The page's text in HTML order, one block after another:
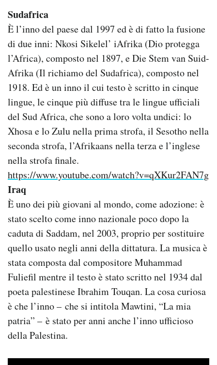
Sudafrica
È l’inno del paese dal 1997 ed è di fatto la fusione
di due inni: Nkosi Sikelel’ iAfrika (Dio protegga
l’Africa), composto nel 1897, e Die Stem van Suid-
Afrika (Il richiamo del Sudafrica), composto nel
1918. Ed è un inno il cui testo è scritto in cinque
lingue, le cinque più diffuse tra le lingue ufficiali
del Sud Africa, che sono a loro volta undici: lo
Xhosa e lo Zulu nella prima strofa, il Sesotho nella
seconda strofa, l’Afrikaans nella terza e l’inglese
nella strofa finale.
https://www.youtube.com/watch?v=qXKur2FAN7g
Iraq
È uno dei più giovani al mondo, come adozione: è
stato scelto come inno nazionale poco dopo la
caduta di Saddam, nel 2003, proprio per sostituire
quello usato negli anni della dittatura. La musica è
stata composta dal compositore Muhammad
Fuliefil mentre il testo è stato scritto nel 1934 dal
poeta palestinese Ibrahim Touqan. La cosa curiosa
è che l’inno – che si intitola Mawtini, “La mia
patria” – è stato per anni anche l’inno ufficioso
della Palestina.